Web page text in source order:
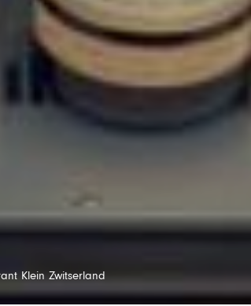
Klein Zwitserland